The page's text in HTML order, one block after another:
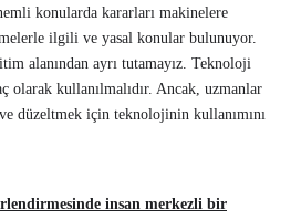
konularda kararları makinelere
ilgili ve yasal konular bulunuyor.
alanından ayrı tutamayız. Teknoloji
olarak kullanılmalıdır. Ancak, uzmanlar
düzeltmek için teknolojinin kullanımını
insan merkezli bir